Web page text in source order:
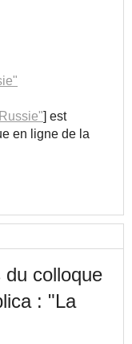
] est
en ligne de la
colloque
: "La